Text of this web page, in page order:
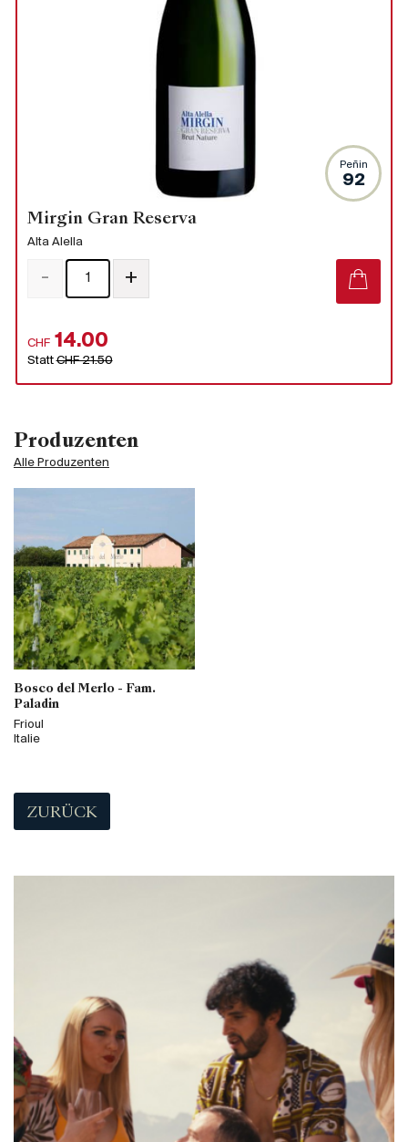
Produzenten
Alle Produzenten
Bosco del Merlo - Fam.
Paladin
Frioul
Italie
ZURÜCK
Peñin
92
Mirgin Gran Reserva
Alta Alella
CHF 14.00
StattCHF 21.50
- +